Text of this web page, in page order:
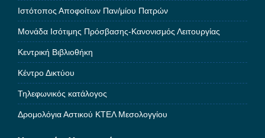
Ιστότοπος Αποφοίτων Παν/μίου Πατρών
Μονάδα Ισότιμης Πρόσβασης-Κανονισμός Λειτουργίας
Κεντρική Βιβλιοθήκη
Κέντρο Δικτύου
Τηλεφωνικός κατάλογος
Δρομολόγια Αστικού ΚΤΕΛ Μεσολογγίου